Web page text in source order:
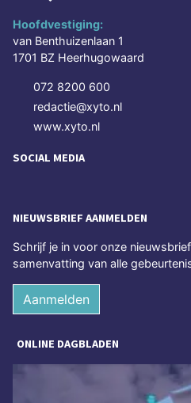
Hoofdvestiging:
van Benthuizenlaan 1
1701 BZ Heerhugowaard
072 8200 600
redactie@xyto.nl
www.xyto.nl
SOCIAL MEDIA
NIEUWSBRIEF AANMELDEN
Schrijf je in voor onze
samenvatting van alle
Aanmelden
ONLINE DAGBLADEN